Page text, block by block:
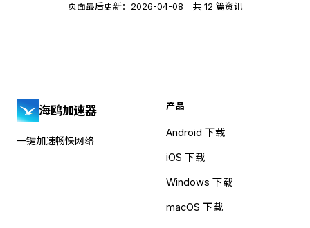
页面最后更新：2026-04-08 共 12 篇资讯
海鸥加速器
一键加速畅快网络
产品
Android 下载
iOS 下载
Windows 下载
macOS 下载